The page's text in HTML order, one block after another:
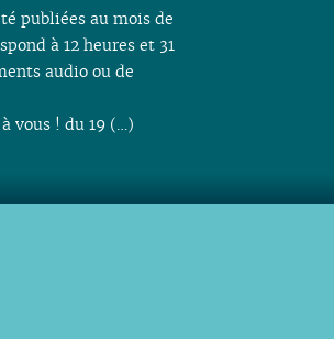
publiées au mois de
à 12 heures et 31
audio ou de
vous ! du 19 (…)